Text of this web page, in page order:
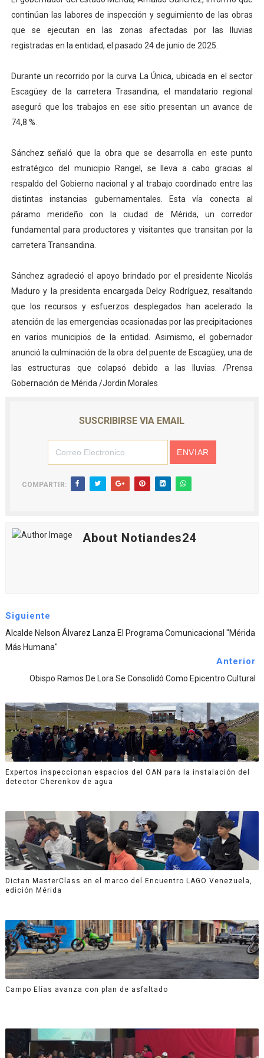
El Lactario del Iahula celebra la Semana Mundial de la
Plan Vacacional "Venezuela Ríe 2026" brinda
Iniciación al yoga reúne a diversos clubes deportivos
Mincomunas impulsa el autogobierno en Mérida con
Expertos inspeccionan espacios del OAN para la
continúan las labores de inspección y seguimiento de las obras
que se ejecutan en las zonas afectadas por las lluvias
registradas en la entidad, el pasado 24 de junio de 2025.
Durante un recorrido por la curva La Única, ubicada en el sector
Escagüey de la carretera Trasandina, el mandatario regional
aseguró que los trabajos en ese sitio presentan un avance de
74,8 %.
Sánchez señaló que la obra que se desarrolla en este punto
estratégico del municipio Rangel, se lleva a cabo gracias al
respaldo del Gobierno nacional y al trabajo coordinado entre las
distintas instancias gubernamentales. Esta vía conecta al
páramo merideño con la ciudad de Mérida, un corredor
fundamental para productores y visitantes que transitan por la
carretera Transandina.
Sánchez agradeció el apoyo brindado por el presidente Nicolás
Maduro y la presidenta encargada Delcy Rodríguez, resaltando
que los recursos y esfuerzos desplegados han acelerado la
atención de las emergencias ocasionadas por las precipitaciones
en varios municipios de la entidad. Asimismo, el gobernador
anunció la culminación de la obra del puente de Escagüey, una de
las estructuras que colapsó debido a las lluvias. /Prensa
Gobernación de Mérida /Jordin Morales
SUSCRIBIRSE VIA EMAIL
COMPARTIR:
About Notiandes24
Siguiente
Alcalde Nelson Álvarez Lanza El Programa Comunicacional "Mérida
Más Humana"
Anterior
Obispo Ramos De Lora Se Consolidó Como Epicentro Cultural
Expertos inspeccionan espacios del OAN para la instalación del
detector Cherenkov de agua
Dictan MasterClass en el marco del Encuentro LAGO Venezuela,
edición Mérida
Campo Elías avanza con plan de asfaltado